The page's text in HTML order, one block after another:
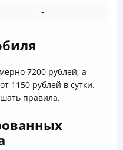
-
7200 рублей, а
1150 рублей в сутки.
правила.